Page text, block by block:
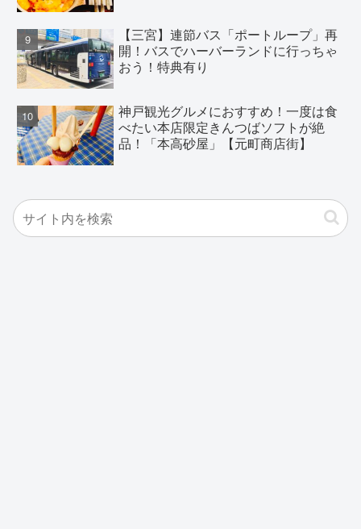
【三宮】連節バス「ポートループ」再
開！バスでハーバーランドに行っちゃ
おう！特典有り
神戸観光グルメにおすすめ！一度は食
べたい本店限定きんつばソフトが絶
品！「本高砂屋」【元町商店街】